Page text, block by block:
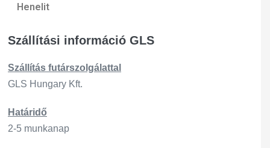
Henelit
Szállítási információ GLS
Szállítás futárszo lgálattal
GLS Hungary Kft.
Határidő
2-5 munkanap